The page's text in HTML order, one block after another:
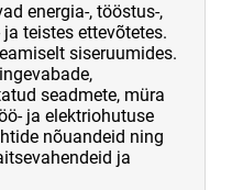
energia-, tööstus-,
teistes ettevõtetes.
siseruumides.
seadmete, müra
ja elektriohutuse
nõuandeid ning
ja